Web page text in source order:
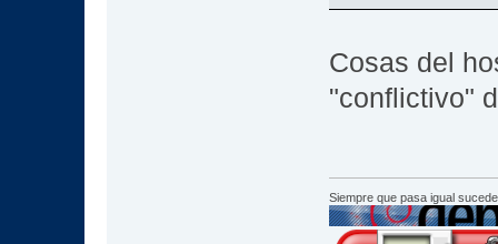
Cosas del
"conflictivo"
Siempre que pasa igual